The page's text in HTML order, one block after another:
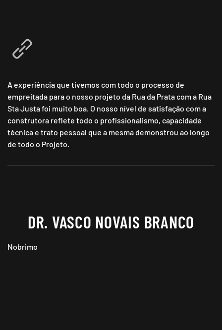
A experiência que tivemos com todo o processo de
empreitada para o nosso projeto da Rua da Prata com a Rua
Sta Justa foi muito boa. O nosso nível de satisfação com a
construtora reflete todo o profissionalismo, capacidade
técnica e trato pessoal que a mesma demonstrou ao longo
de todo o Projeto.
DR. VASCO NOVAIS BRANCO
Nobrimo